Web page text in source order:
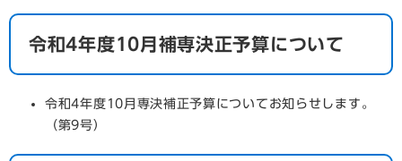
令和4年度10月補専決正予算について
令和4年度10月専決補正予算についてお知らせします。
（第9号）